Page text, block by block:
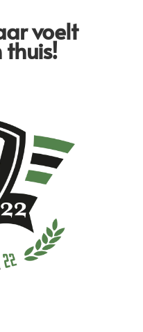
voelt
thuis!